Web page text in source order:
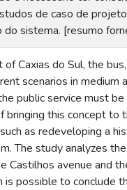
de caso de
sistema. [resumo
Caxias do Sul, the
scenarios in
public service must
bringing this concept to
as redeveloping a
The study analyzes
Castilhos avenue and
is possible to conclude